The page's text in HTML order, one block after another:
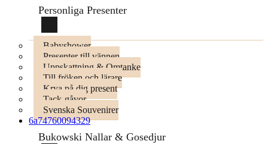
Personliga Presenter
Babyshower
Presenter till vännen
Uppskattning & Omtanke
Till fröken och lärare
Krya på dig present
Tack-gåvor
Svenska Souvenirer
6a74760094329
Bukowski Nallar & Gosedjur